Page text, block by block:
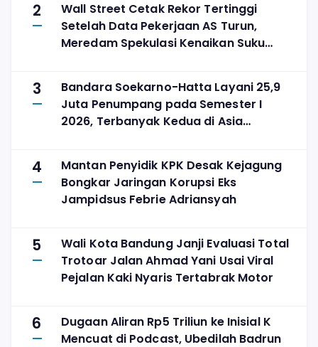
2
Wall Street Cetak Rekor Tertinggi
Setelah Data Pekerjaan AS Turun,
Meredam Spekulasi Kenaikan Suku
3
Bandara Soekarno-Hatta Layani 25,9
Juta Penumpang pada Semester I
2026, Terbanyak Kedua di Asia
4
Mantan Penyidik KPK Desak Kejagung
Bongkar Jaringan Korupsi Eks
Jampidsus Febrie Adriansyah
5
Wali Kota Bandung Janji Evaluasi Total
Trotoar Jalan Ahmad Yani Usai Viral
Pejalan Kaki Nyaris Tertabrak Motor
6
Dugaan Aliran Rp5 Triliun ke Inisial K
Mencuat di Podcast, Ubedilah Badrun